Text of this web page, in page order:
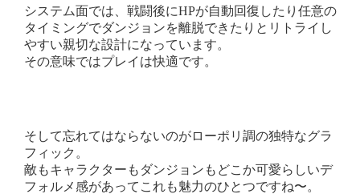
システム面では、戦闘後にHPが自動回復したり任意の
タイミングでダンジョンを離脱できたりとリトライし
やすい親切な設計になっています。
その意味ではプレイは快適です。
そして忘れてはならないのがローポリ調の独特なグラ
フィック。
敵もキャラクターもダンジョンもどこか可愛らしいデ
フォルメ感があってこれも魅力のひとつですね〜。